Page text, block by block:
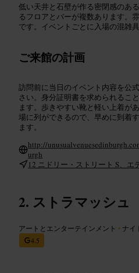
低い天井と石壁が作る密閉感のあ
るフロアとバーが複数あります。
です。イベントごとに入場の混雑
ご来館の計画
訪問前に当日のイベント内容を公
さい。身分証明書を求められるこ
ます。歩きやすい靴と軽い上着が
場に列ができるので、早めに到着
ます。
http://
urgh
12 ニドリー・ストリート S、エ
ストラマッシュ
アートとエンターテインメント •ナイ
4.5